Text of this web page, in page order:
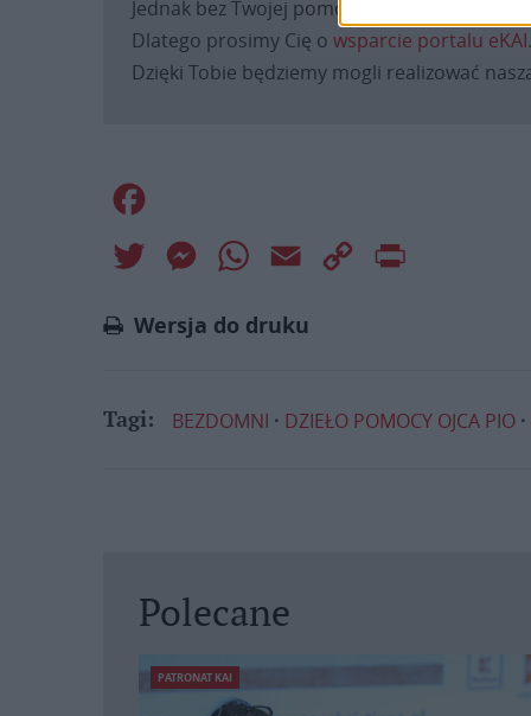
Jednak bez Twojej pomocy sprostanie temu
Dlatego prosimy Cię o wsparcie portalu
Dzięki Tobie będziemy mogli realizować
Twitter MessengerWhatsApp
Email
Copy
Wersja do druku
Tagi: BEZDOMNI DZIEŁO POMOCY OJCA PIO
Polecane
PATRONAT KAI